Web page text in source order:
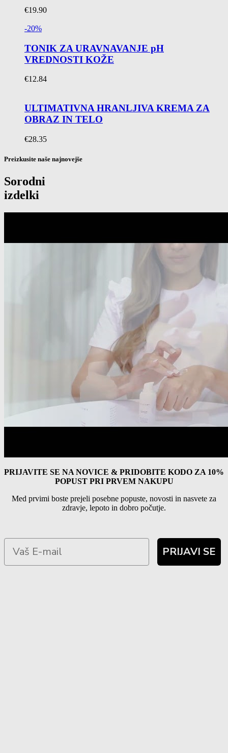
€19.90
-20%
TONIK ZA URAVNAVANJE pH
VREDNOSTI KOŽE
€12.84
ULTIMATIVNA HRANLJIVA KREMA ZA
OBRAZ IN TELO
€28.35
Preizkusite naše najnovejše
Sorodni
izdelki
PRIJAVITE SE NA NOVICE & PRIDOBITE KODO ZA 10%
POPUST PRI PRVEM NAKUPU
Med prvimi boste prejeli posebne popuste, novosti in nasvete za
zdravje, lepoto in dobro počutje.
PRIJAVI SE